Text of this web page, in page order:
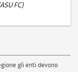
FC)
gli enti devono